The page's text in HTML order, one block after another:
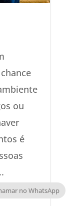
ou
é
no WhatsApp